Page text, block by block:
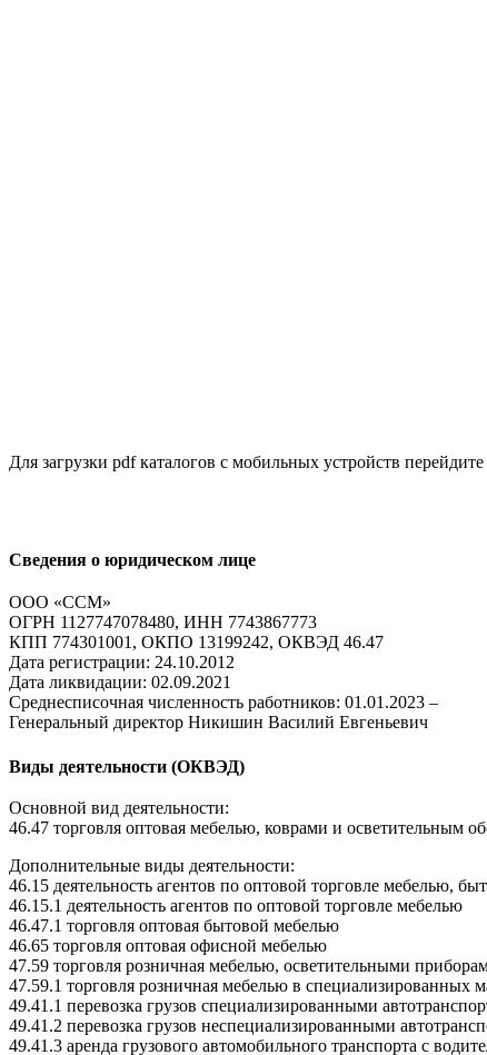
Для загрузки pdf каталогов с мобильных устройств
Сведения о юридическом лице
ООО «ССМ»
ОГРН 1127747078480, ИНН 7743867773
КПП 774301001, ОКПО 13199242, ОКВЭД 46.47
Дата регистрации: 24.10.2012
Дата ликвидации: 02.09.2021
Среднесписочная численность работников: 01.01.2023 –
Генеральный директор Никишин Василий Евгеньевич
Виды деятельности (ОКВЭД)
Основной вид деятельности:
46.47 торговля оптовая мебелью, коврами и осветительным
Дополнительные виды деятельности:
46.15 деятельность агентов по оптовой торговле мебелью,
46.15.1 деятельность агентов по оптовой торговле мебелью
46.47.1 торговля оптовая бытовой мебелью
46.65 торговля оптовая офисной мебелью
47.59 торговля розничная мебелью, осветительными
47.59.1 торговля розничная мебелью в специализированных
49.41.1 перевозка грузов специализированными
49.41.2 перевозка грузов неспециализированными
49.41.3 аренда грузового автомобильного транспорта с